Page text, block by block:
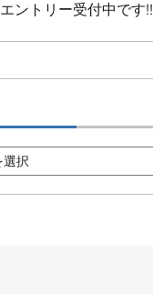
エントリー受付中です!!